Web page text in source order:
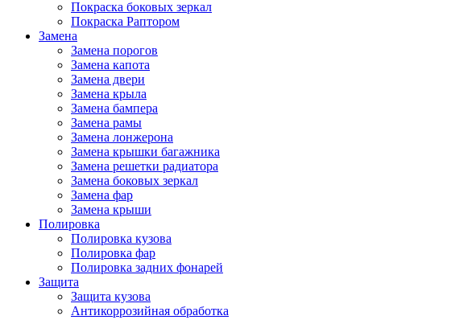
Покраска боковых зеркал
Покраска Раптором
Замена
Замена порогов
Замена капота
Замена двери
Замена крыла
Замена бампера
Замена рамы
Замена лонжерона
Замена крышки багажника
Замена решетки радиатора
Замена боковых зеркал
Замена фар
Замена крыши
Полировка
Полировка кузова
Полировка фар
Полировка задних фонарей
Защита
Защита кузова
Антикоррозийная обработка